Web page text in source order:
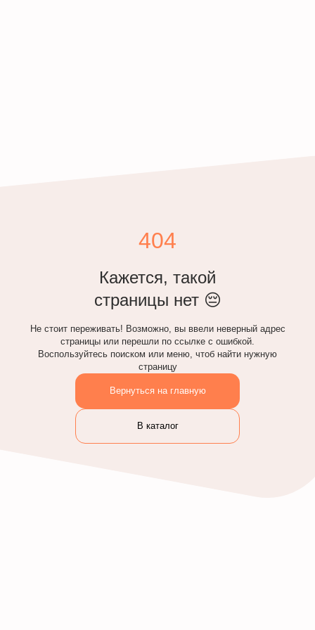
404
Кажется, такой
страницы нет 😔
Не стоит переживать! Возможно, вы ввели неверный адрес
страницы или перешли по ссылке с ошибкой.
Воспользуйтесь поиском или меню, чтоб найти нужную
страницу
Вернуться на главную
В каталог